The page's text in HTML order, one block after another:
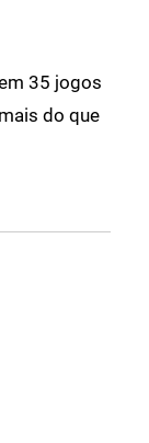
35 jogos
do que